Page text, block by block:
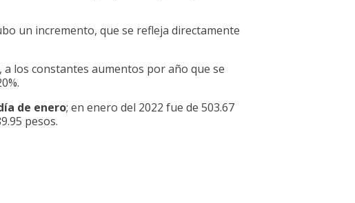
un incremento, que se refleja directamente
los constantes aumentos por año que se
de enero; en enero del 2022 fue de 503.67
pesos.